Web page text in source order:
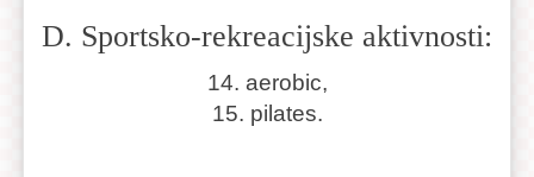
D. Sportsko-rekreacijske aktivnosti:
14. aerobic,
15. pilates.